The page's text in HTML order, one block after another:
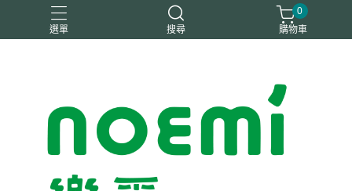
選單 搜尋
0
購物車